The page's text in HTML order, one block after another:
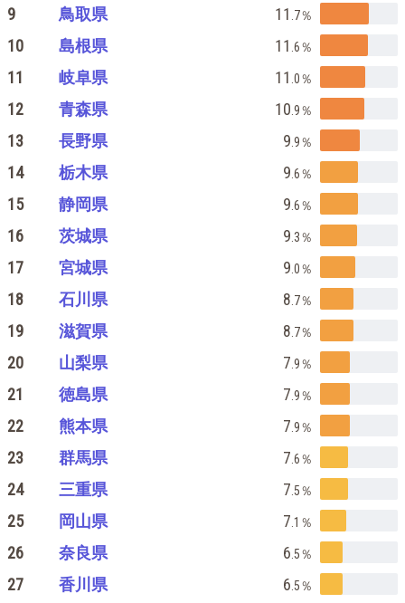
9 鳥取県 11 .7％
10 島根県 11 .6％
11 岐阜県 11 .0％
12 青森県 10 .9％
13 長野県 9 .9％
14 栃木県 9 .6％
15 静岡県 9 .6％
16 茨城県 9 .3％
17 宮城県 9 .0％
18 石川県 8 .7％
19 滋賀県 8 .7％
20 山梨県 7 .9％
21 徳島県 7 .9％
22 熊本県 7 .9％
23 群馬県 7 .6％
24 三重県 7 .5％
25 岡山県 7 .1 ％
26 奈良県 6 .5％
27 香川県 6 .5％